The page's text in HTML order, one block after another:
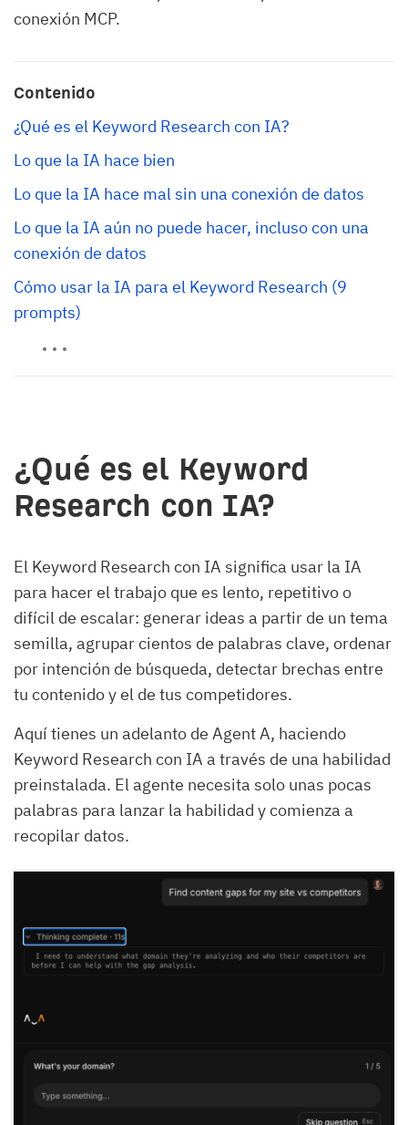
conexión MCP.
Contenido
¿Qué es el Keyword Research con IA?
Lo que la IA hace bien
Lo que la IA hace mal sin una conexión de datos
Lo que la IA aún no puede hacer, incluso con una
conexión de datos
Cómo usar la IA para el Keyword Research (9
prompts)
¿Qué es el Keyword
Research con IA?
El Keyword Research con IA significa usar la IA
para hacer el trabajo que es lento, repetitivo o
difícil de escalar: generar ideas a partir de un tema
semilla, agrupar cientos de palabras clave, ordenar
por intención de búsqueda, detectar brechas entre
tu contenido y el de tus competidores.
Aquí tienes un adelanto de Agent A, haciendo
Keyword Research con IA a través de una habilidad
preinstalada. El agente necesita solo unas pocas
palabras para lanzar la habilidad y comienza a
recopilar datos.